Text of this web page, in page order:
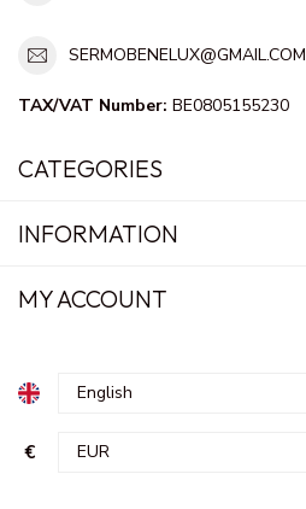
SERMOBENELUX@GMAIL.COM
TAX/VAT Number: BE0805155230
CATEGORIES
INFORMATION
MY ACCOUNT
€